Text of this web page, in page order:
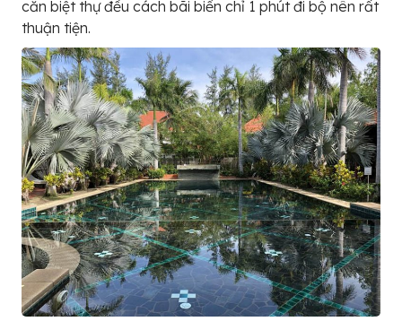
căn biệt thự đều cách bãi biển chỉ 1 phút đi bộ nên rất
thuận tiện.